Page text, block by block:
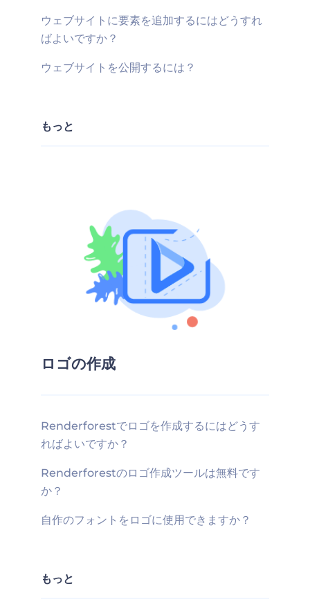
ウェブサイトに要素を追加するにはどうすれ
ばよいですか？
ウェブサイトを公開するには？
もっと
ロゴの作成
Renderforestでロゴを作成するにはどうす
ればよいですか？
Renderforestのロゴ作成ツールは無料です
か？
自作のフォントをロゴに使用できますか？
もっと